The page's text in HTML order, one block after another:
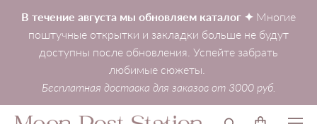
В течение августа мы обновляем каталог ✦ Многие
поштучные открытки и закладки больше не будут
доступны после обновления. Успейте забрать
любимые сюжеты.
Бесплатная доставка для заказов от 3000 руб.